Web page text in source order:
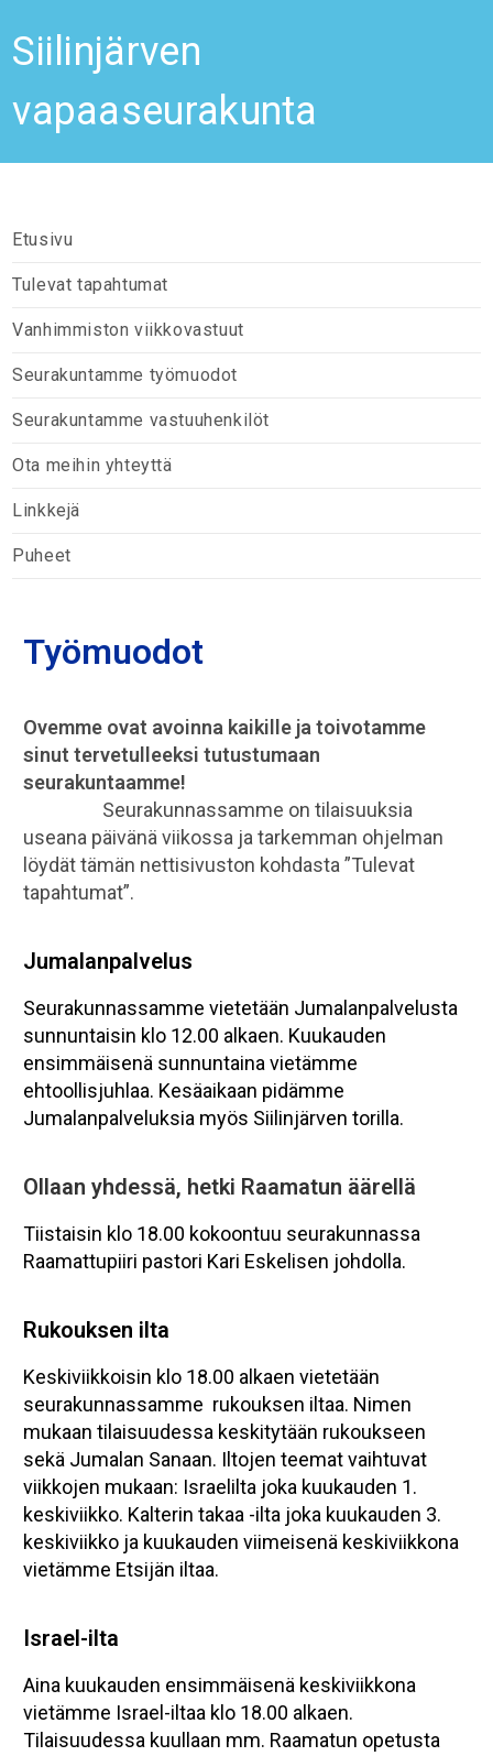
Siilinjärven
vapaaseurakunta
Etusivu
Tulevat tapahtumat
Vanhimmiston viikkovastuut
Seurakuntamme työmuodot
Seurakuntamme vastuuhenkilöt
Ota meihin yhteyttä
Linkkejä
Puheet
Työmuodot
Ovemme ovat avoinna kaikille ja toivotamme
sinut tervetulleeksi tutustumaan
seurakuntaamme!
Seurakunnassamme on tilaisuuksia
useana päivänä viikossa ja tarkemman ohjelman
löydät tämän nettisivuston kohdasta ”Tulevat
tapahtumat”.
Jumalanpalvelus
Seurakunnassamme vietetään Jumalanpalvelusta
sunnuntaisin klo 12.00 alkaen. Kuukauden
ensimmäisenä sunnuntaina vietämme
ehtoollisjuhlaa. Kesäaikaan pidämme
Jumalanpalveluksia myös Siilinjärven torilla.
Ollaan yhdessä, hetki Raamatun äärellä
Tiistaisin klo 18.00 kokoontuu seurakunnassa
Raamattupiiri pastori Kari Eskelisen johdolla.
Rukouksen ilta
Keskiviikkoisin klo 18.00 alkaen vietetään
seurakunnassamme rukouksen iltaa. Nimen
mukaan tilaisuudessa keskitytään rukoukseen
sekä Jumalan Sanaan. Iltojen teemat vaihtuvat
viikkojen mukaan: Israelilta joka kuukauden 1.
keskiviikko. Kalterin takaa -ilta joka kuukauden 3.
keskiviikko ja kuukauden viimeisenä keskiviikkona
vietämme Etsijän iltaa.
Israel-ilta
Aina kuukauden ensimmäisenä keskiviikkona
vietämme Israel-iltaa klo 18.00 alkaen.
Tilaisuudessa kuullaan mm. Raamatun opetusta